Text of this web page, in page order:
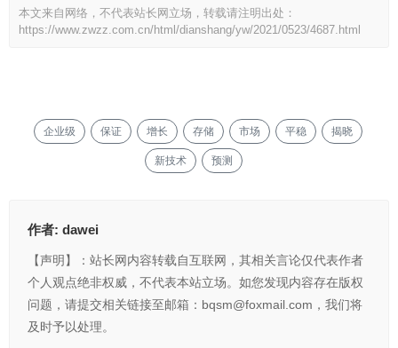
本文来自网络，不代表站长网立场，转载请注明出处：
https://www.zwzz.com.cn/html/dianshang/yw/2021/0523/4687.html
企业级 保证 增长 存储 市场 平稳 揭晓
新技术 预测
作者: dawei
【声明】：站长网内容转载自互联网，其相关言论仅代表作者
个人观点绝非权威，不代表本站立场。如您发现内容存在版权
问题，请提交相关链接至邮箱：bqsm@foxmail.com，我们将
及时予以处理。